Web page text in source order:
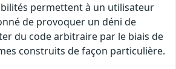
permettent à un utilisateur
de provoquer un déni de
du code arbitraire par le biais de
construits de façon particulière.